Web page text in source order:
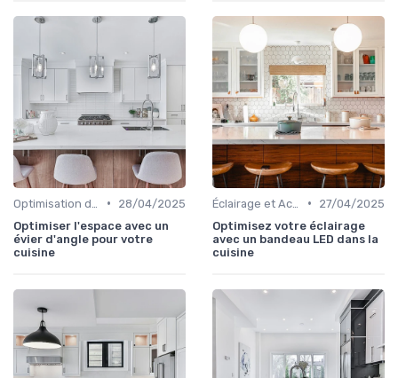
•
28/04/2025
Optimiser l'espace avec un
évier d'angle pour votre
cuisine
•
27/04/2025
Optimisez votre éclairage
avec un bandeau LED dans la
cuisine